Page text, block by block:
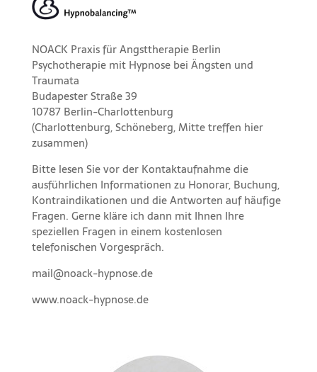
NOACK Praxis für Angsttherapie Berlin
Psychotherapie mit Hypnose bei Ängsten und
Traumata
Budapester Straße 39
10787 Berlin-Charlottenburg
(Charlottenburg, Schöneberg, Mitte treffen hier
zusammen)
Bitte lesen Sie vor der Kontaktaufnahmedie
ausführlichen Informationen zu Honorar, Buchung,
Kontraindikationen und dieAntworten auf häufige
Fragen. Gerne kläre ich dann mit Ihnen Ihre
speziellen Fragen in einem kostenlosen
telefonischen Vorgespräch.
mail@noack-hypnose.de
www.noack-hypnose.de